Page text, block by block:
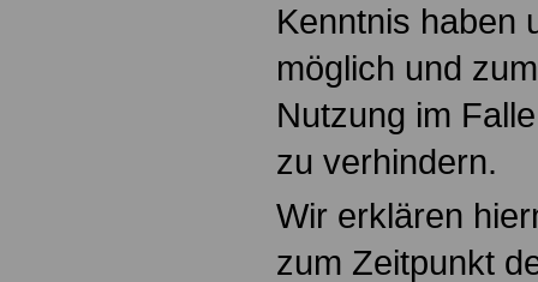
Kenntnis haben
möglich und
Nutzung im
zu verhindern.
Wir erklären
zum Zeitpunkt